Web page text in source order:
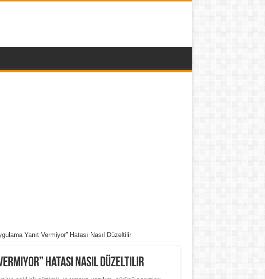
Yanıt Vermiyor” Hatası Nasıl Düzeltilir
Hatası Nasıl Düzeltilir